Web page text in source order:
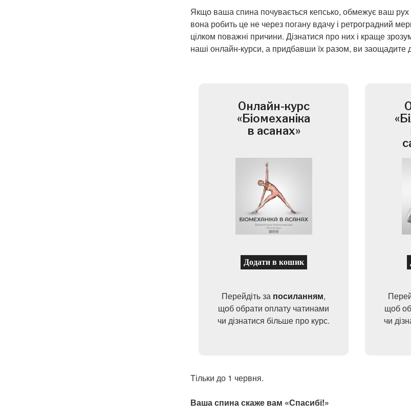
Якщо ваша спина почувається кепсько, обмежує ваш
вона робить це не через погану вдачу і ретроградний
цілком поважні причини. Дізнатися про них і краще
наші онлайн-курси, а придбавши їх разом, ви заощадите
Онлайн-курс
«Біомеханіка
в асанах»
Додати в кошик
Перейдіть за посиланням,
щоб обрати оплату чатинами
чи дізнатися більше про курс.
щоб
чи
Тільки до 1 червня.
Ваша спина скаже вам «Спасибі!»